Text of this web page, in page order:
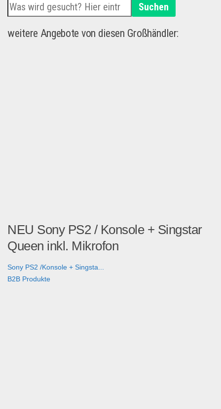
Suchen
weitere Angebote von diesen Großhändler:
NEU Sony PS2 / Konsole + Singstar
Queen inkl. Mikrofon
Sony PS2 /Konsole + Singsta...
B2B Produkte